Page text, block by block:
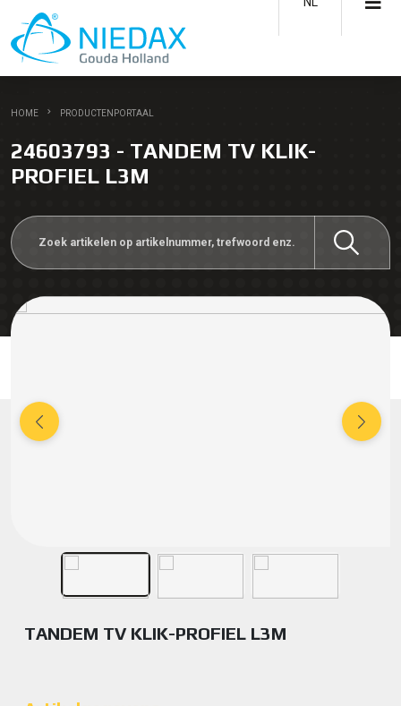
HOME PRODUCTENPORTAAL
24603793 - TANDEM TV KLIK-
PROFIEL L3M
TANDEM TV KLIK-PROFIEL L3M